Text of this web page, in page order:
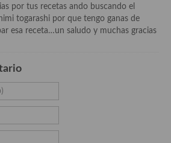
por tus recetas ando buscando el
togarashi por que tengo ganas de
esa receta…un saludo y muchas gracias